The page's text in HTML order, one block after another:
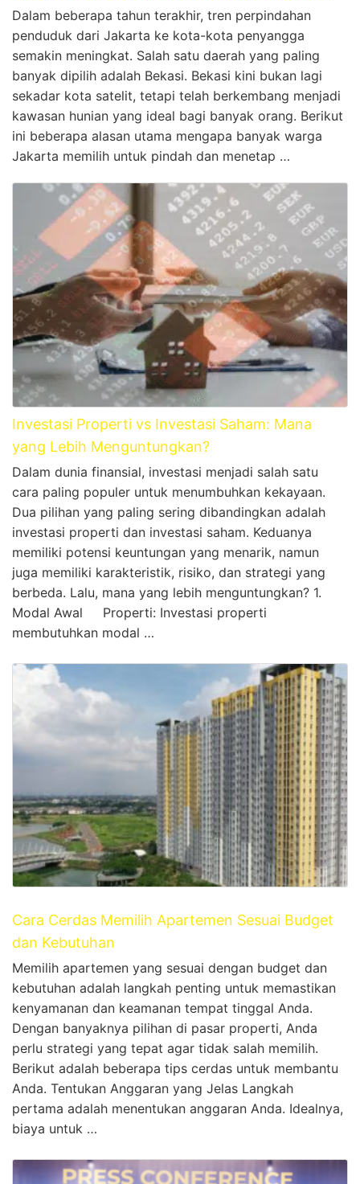
Dalam beberapa tahun terakhir, tren perpindahan
penduduk dari Jakarta ke kota-kota penyangga
semakin meningkat. Salah satu daerah yang paling
banyak dipilih adalah Bekasi. Bekasi kini bukan lagi
sekadar kota satelit, tetapi telah berkembang menjadi
kawasan hunian yang ideal bagi banyak orang. Berikut
ini beberapa alasan utama mengapa banyak warga
Jakarta memilih untuk pindah dan menetap …
Investasi Properti vs Investasi Saham: Mana
yang Lebih Menguntungkan?
Dalam dunia finansial, investasi menjadi salah satu
cara paling populer untuk menumbuhkan kekayaan.
Dua pilihan yang paling sering dibandingkan adalah
investasi properti dan investasi saham. Keduanya
memiliki potensi keuntungan yang menarik, namun
juga memiliki karakteristik, risiko, dan strategi yang
berbeda. Lalu, mana yang lebih menguntungkan? 1.
Modal Awal Properti: Investasi properti
membutuhkan modal …
Cara Cerdas Memilih Apartemen Sesuai Budget
dan Kebutuhan
Memilih apartemen yang sesuai dengan budget dan
kebutuhan adalah langkah penting untuk memastikan
kenyamanan dan keamanan tempat tinggal Anda.
Dengan banyaknya pilihan di pasar properti, Anda
perlu strategi yang tepat agar tidak salah memilih.
Berikut adalah beberapa tips cerdas untuk membantu
Anda. Tentukan Anggaran yang Jelas Langkah
pertama adalah menentukan anggaran Anda. Idealnya,
biaya untuk …